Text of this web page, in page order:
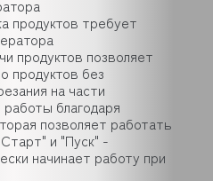
продуктов требует
продуктов позволяет
продуктов без
на части
благодаря
позволяет работать
и "Пуск" -
начинает работу при